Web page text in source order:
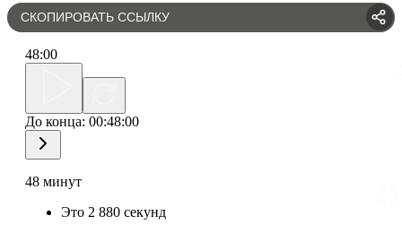
СКОПИРОВАТЬ ССЫЛКУ
48:00
До конца: 00:48:00
48 минут
Это 2 880 секунд